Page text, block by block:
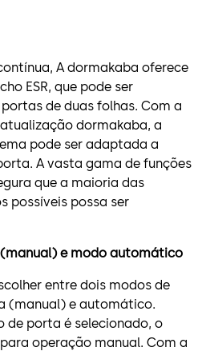
A dormakaba oferece
ESR, que pode ser
de duas folhas. Com a
dormakaba, a
pode ser adaptada a
A vasta gama de funções
que a maioria das
possíveis possa ser
e modo automático
entre dois modos de
(manual) e automático.
de porta é selecionado, o
operação manual. Com a